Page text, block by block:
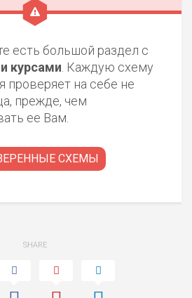
есть большой раздел с
курсами . Каждую схему
проверяет на себе не
прежде, чем
ее Вам.
СХЕМЫ
SHARE